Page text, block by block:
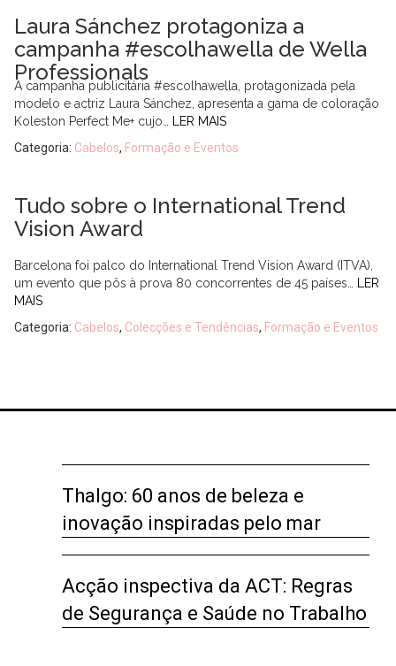
Laura Sánchez protagoniza a
campanha #escolhawella de Wella
Professionals
A campanha publicitária #escolhawella, protagonizada pela
modelo e actriz Laura Sánchez, apresenta a gama de coloração
Koleston Perfect Me+ cujo…
LER MAIS
Categoria: Cabelos, Formação e Eventos
Tudo sobre o International Trend
Vision Award
Barcelona foi palco do International Trend Vision Award (ITVA),
um evento que pôs à prova 80 concorrentes de 45 países…
LER
MAIS
Categoria: Cabelos, Colecções e Tendências, Formação e Eventos
Thalgo: 60 anos de beleza e
inovação inspiradas pelo mar
Acção inspectiva da ACT: Regras
de Segurança e Saúde no Trabalho